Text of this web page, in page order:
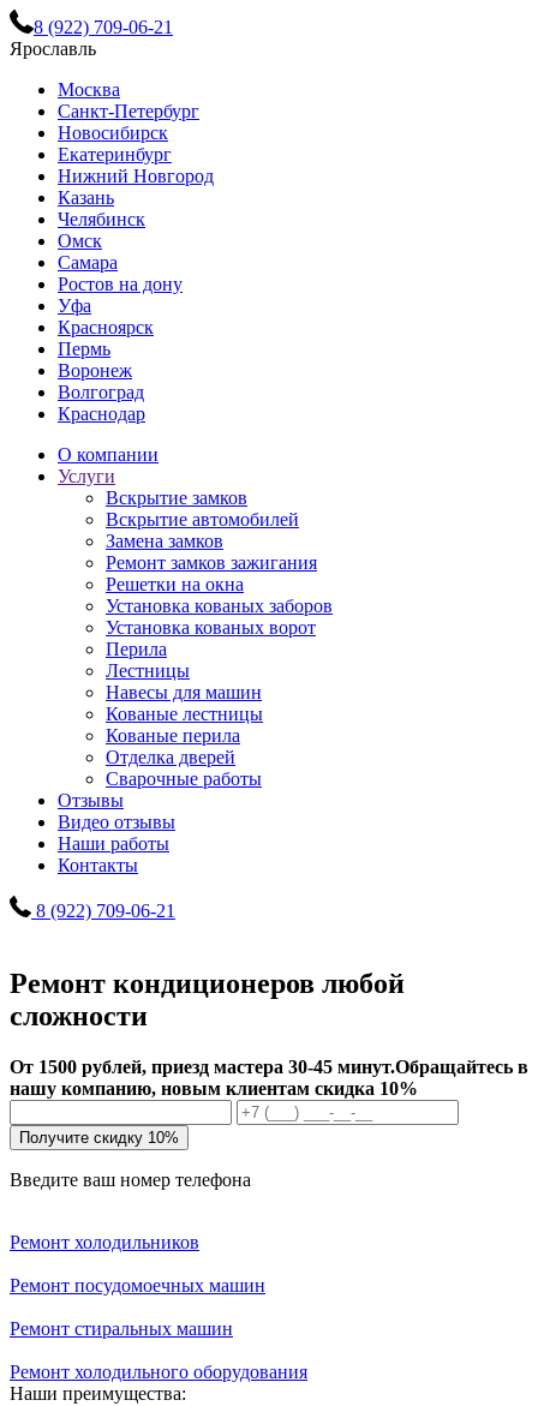
8 (922) 709-06-21
Ярославль
Москва
Санкт-Петербург
Новосибирск
Екатеринбург
Нижний Новгород
Казань
Челябинск
Омск
Самара
Ростов на дону
Уфа
Красноярск
Пермь
Воронеж
Волгоград
Краснодар
О компании
Услуги
Вскрытие замков
Вскрытие автомобилей
Замена замков
Ремонт замков зажигания
Решетки на окна
Установка кованых заборов
Установка кованых ворот
Перила
Лестницы
Навесы для машин
Кованые лестницы
Кованые перила
Отделка дверей
Сварочные работы
Отзывы
Видео отзывы
Наши работы
Контакты
8 (922) 709-06-21
Ремонт кондиционеров любой
сложности
От 1500 рублей, приезд мастера 30-45 минут.Обращайтесь в
нашу компанию, новым клиентам скидка 10%
Получите скидку 10%
Введите ваш номер телефона
Ремонт холодильников
Ремонт посудомоечных машин
Ремонт стиральных машин
Ремонт холодильного оборудования
Наши преимущества: